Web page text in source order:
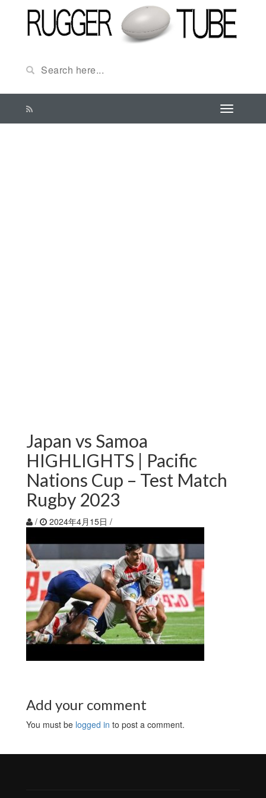
Japan vs Samoa
HIGHLIGHTS | Pacific
Nations Cup – Test Match
Rugby 2023
/ 2024年4月15日 /
Add your comment
You must be logged in to post a comment.